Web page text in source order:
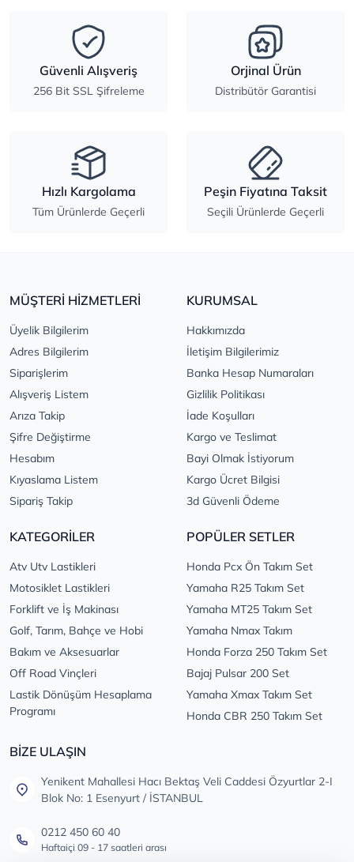
Güvenli Alışveriş
256 Bit SSL Şifreleme
Orjinal Ürün
Distribütör Garantisi
Hızlı Kargolama
Tüm Ürünlerde Geçerli
Peşin Fiyatına Taksit
Seçili Ürünlerde Geçerli
MÜŞTERİ HİZMETLERİ
Üyelik Bilgilerim
Adres Bilgilerim
Siparişlerim
Alışveriş Listem
Arıza Takip
Şifre Değiştirme
Hesabım
Kıyaslama Listem
Sipariş Takip
KURUMSAL
Hakkımızda
İletişim Bilgilerimiz
Banka Hesap Numaraları
Gizlilik Politikası
İade Koşulları
Kargo ve Teslimat
Bayi Olmak İstiyorum
Kargo Ücret Bilgisi
3d Güvenli Ödeme
KATEGORİLER
Atv Utv Lastikleri
Motosiklet Lastikleri
Forklift ve İş Makinası
Golf, Tarım, Bahçe ve Hobi
Bakım ve Aksesuarlar
Off Road Vinçleri
Lastik Dönüşüm Hesaplama
Programı
POPÜLER SETLER
Honda Pcx Ön Takım Set
Yamaha R25 Takım Set
Yamaha MT25 Takım Set
Yamaha Nmax Takım
Honda Forza 250 Takım Set
Bajaj Pulsar 200 Set
Yamaha Xmax Takım Set
Honda CBR 250 Takım Set
BİZE ULAŞIN
Yenikent Mahallesi Hacı Bektaş Veli Caddesi Özyurtlar 2-I
Blok No: 1 Esenyurt / İSTANBUL
0212 450 60 40
Haftaiçi 09 - 17 saatleri arası